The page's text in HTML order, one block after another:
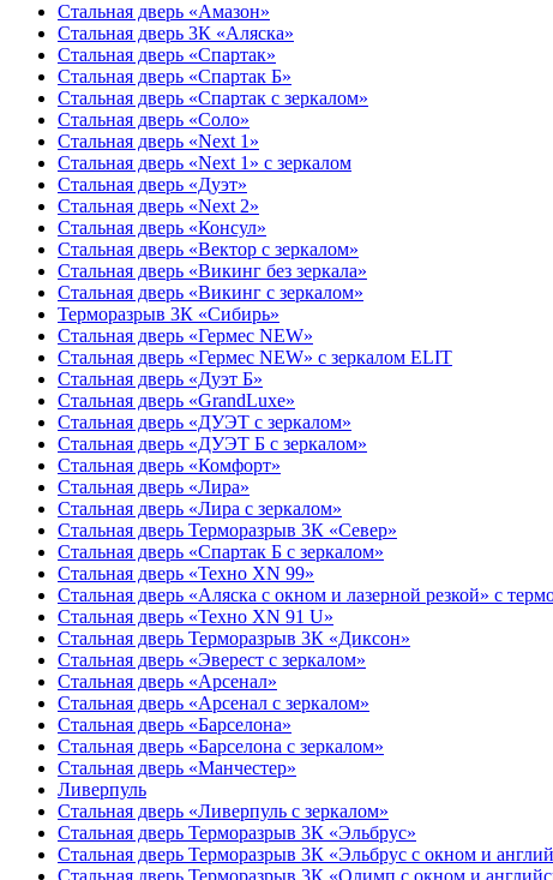
Стальная дверь «Амазон»
Стальная дверь 3К «Аляска»
Стальная дверь «Спартак»
Стальная дверь «Спартак Б»
Стальная дверь «Спартак с зеркалом»
Стальная дверь «Соло»
Стальная дверь «Next 1»
Стальная дверь «Next 1» с зеркалом
Стальная дверь «Дуэт»
Стальная дверь «Next 2»
Стальная дверь «Консул»
Стальная дверь «Вектор с зеркалом»
Стальная дверь «Викинг без зеркала»
Стальная дверь «Викинг c зеркалом»
Терморазрыв 3К «Сибирь»
Стальная дверь «Гермес NEW»
Стальная дверь «Гермес NEW» с зеркалом ELIT
Стальная дверь «Дуэт Б»
Стальная дверь «GrandLuxe»
Стальная дверь «ДУЭТ с зеркалом»
Стальная дверь «ДУЭТ Б с зеркалом»
Стальная дверь «Комфорт»
Стальная дверь «Лира»
Стальная дверь «Лира с зеркалом»
Стальная дверь Терморазрыв 3К «Север»
Стальная дверь «Спартак Б с зеркалом»
Стальная дверь «Техно XN 99»
Стальная дверь «Аляска с окном и лазерной резкой» с
Стальная дверь «Техно XN 91 U»
Стальная дверь Терморазрыв 3К «Диксон»
Стальная дверь «Эверест с зеркалом»
Стальная дверь «Арсенал»
Стальная дверь «Арсенал с зеркалом»
Стальная дверь «Барселона»
Стальная дверь «Барселона с зеркалом»
Стальная дверь «Манчестер»
Ливерпуль
Стальная дверь «Ливерпуль с зеркалом»
Стальная дверь Терморазрыв 3К «Эльбрус»
Стальная дверь Терморазрыв 3К «Эльбрус с окном и